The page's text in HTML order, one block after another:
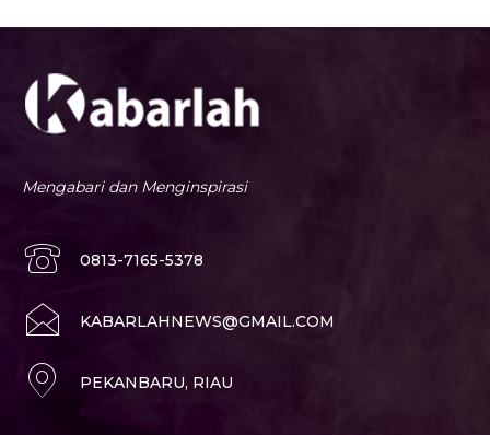
Mengabari dan Menginspirasi
0813-7165-5378
KABARLAHNEWS@GMAIL.COM
PEKANBARU, RIAU